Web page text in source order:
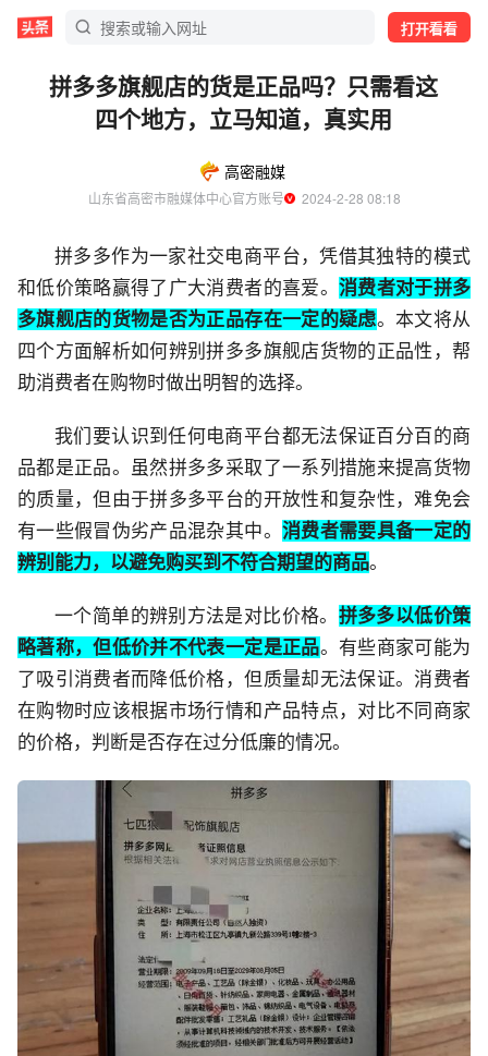
打开看看
拼多多旗舰店的货是正品吗？只需看这
四个地方，立马知道，真实用
高密融媒
山东省高密市融媒体中心官方账号
  2024-2-28 08:18
拼多多作为一家社交电商平台，凭借其独特的模式
和低价策略赢得了广大消费者的喜爱。 消费者对于拼多
多旗舰店的货物是否为正品存在一定的疑虑。本文将从
四个方面解析如何辨别拼多多旗舰店货物的正品性，帮
助消费者在购物时做出明智的选择。
我们要认识到任何电商平台都无法保证百分百的商
品都是正品。虽然拼多多采取了一系列措施来提高货物
的质量，但由于拼多多平台的开放性和复杂性，难免会
有一些假冒伪劣产品混杂其中。 消费者需要具备一定的
辨别能力，以避免购买到不符合期望的商品。
一个简单的辨别方法是对比价格。 拼多多以低价策
略著称，但低价并不代表一定是正品。有些商家可能为
了吸引消费者而降低价格，但质量却无法保证。消费者
在购物时应该根据市场行情和产品特点，对比不同商家
的价格，判断是否存在过分低廉的情况。